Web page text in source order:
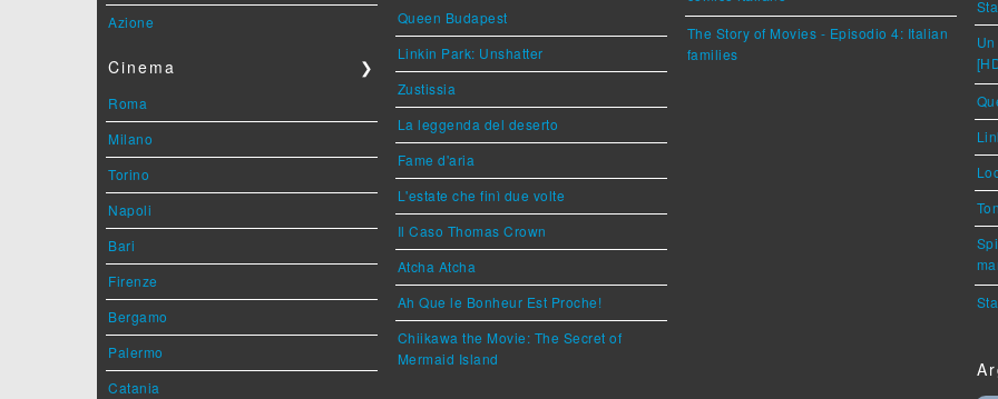
Azione
Cinema ❯
Roma
Milano
Torino
Napoli
Bari
Firenze
Bergamo
Palermo
Catania
Queen Budapest
Linkin Park: Unshatter
Zustissia
La leggenda del deserto
Fame d'aria
L'estate che finì due volte
Il Caso Thomas Crown
Atcha Atcha
Ah Que le Bonheur Est Proche!
Chiikawa the Movie: The Secret of
Mermaid Island
The Story of Movies - Episodio 4: Italian
families